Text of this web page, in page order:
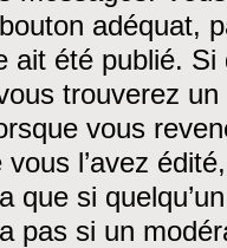
adéquat,
ait été publié. Si
trouverez
vous
l’avez
que si
pas si un